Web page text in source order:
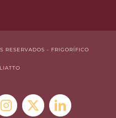
RESERVADOS - FRIGORÍFICO
Instagram
X LinkedIn